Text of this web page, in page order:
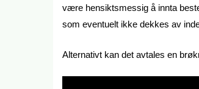
være hensiktsmessig å innta
som eventuelt ikke dekkes av
Alternativt kan det avtales en